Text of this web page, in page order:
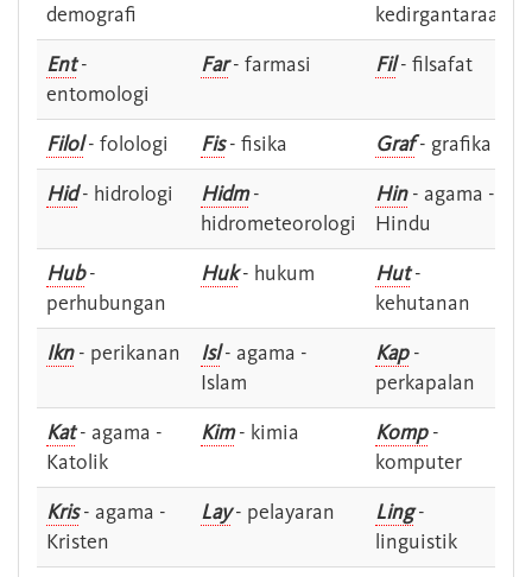
demografi
kedirgantaraan
Ent-
entomologi
Far- farmasi Fil- filsafat
Filol- folologi Fis- fisika Graf- grafika
Hid- hidrologi Hidm-
hidrometeorologi
Hin- agama -
Hindu
Hub-
perhubungan
Huk- hukum Hut-
kehutanan
Ikn- perikanan Isl- agama -
Islam
Kap-
perkapalan
Kat- agama -
Katolik
Kim- kimia Komp-
komputer
Kris- agama -
Kristen
Lay- pelayaran Ling-
linguistik